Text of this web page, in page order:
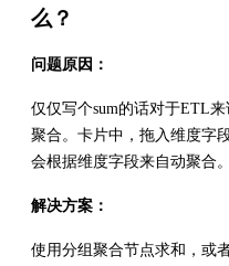
么？
问题原因：
仅仅写个sum的话对于ETL
聚合。卡片中，拖入维度字
会根据维度字段来自动聚合。
解决方案：
使用分组聚合节点求和，或